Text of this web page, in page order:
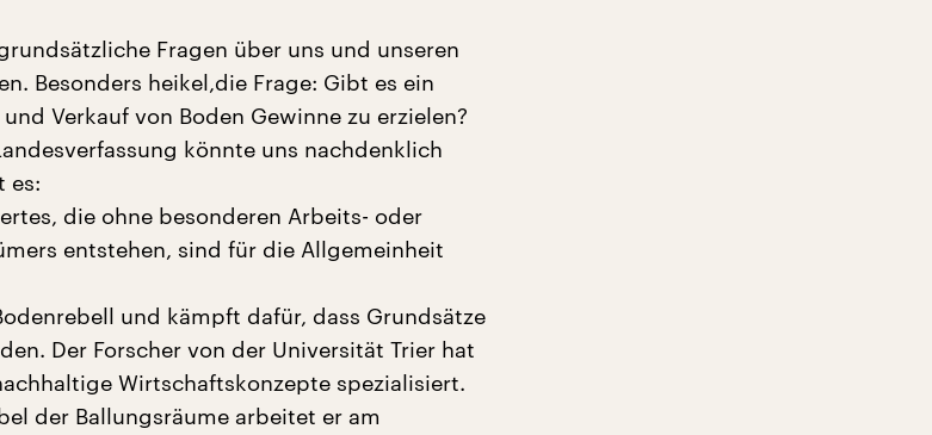
Fragen über uns und unseren
Besonders heikel,die Frage: Gibt es ein
Verkauf von Boden Gewinne zu erzielen?
könnte uns nachdenklich
es:
die ohne besonderen Arbeits- oder
entstehen, sind für die Allgemeinheit
und kämpft dafür, dass Grundsätze
Der Forscher von der Universität Trier hat
Wirtschaftskonzepte spezialisiert.
der Ballungsräume arbeitet er am